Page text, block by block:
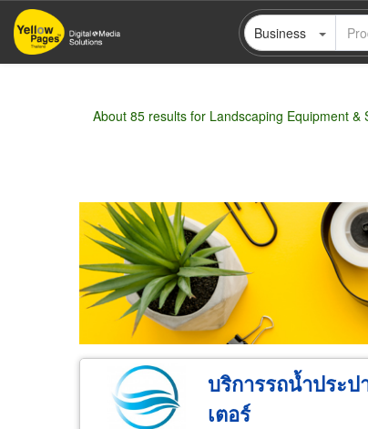
Skip
main
Business
About 85 results for Landscaping Equipment &
Wholesale Retail Manufacturer
บริการรถน้ำประป
เตอร์